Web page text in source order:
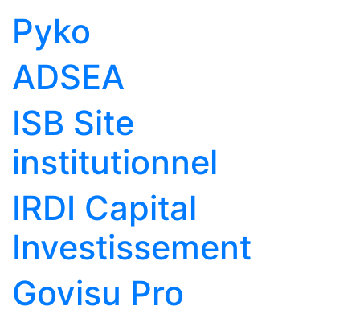
Pyko
ADSEA
ISB Site
institutionnel
IRDI Capital
Investissement
Govisu Pro